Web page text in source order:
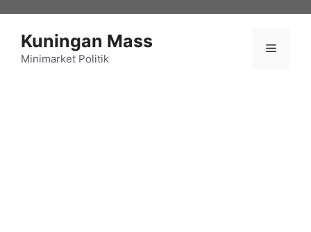
Kuningan Mass
Minimarket Politik
Menu